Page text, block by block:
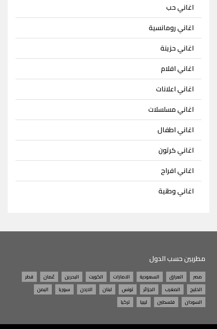
اغاني حب
اغاني رومانسية
اغاني حزينة
اغاني افلام
اغاني اعلانات
اغاني مسلسلات
اغاني اطفال
اغاني كرتون
اغاني افراح
اغاني وطنية
مطربين حسب الدول
مصر العراق السعودية الامارات الكويت البحرين عُمان
قطر
الخليج
المغرب الجزائر تونس لبنان الاردن سوريا
اليمن
السودان
فلسطين ليبيا تركيا